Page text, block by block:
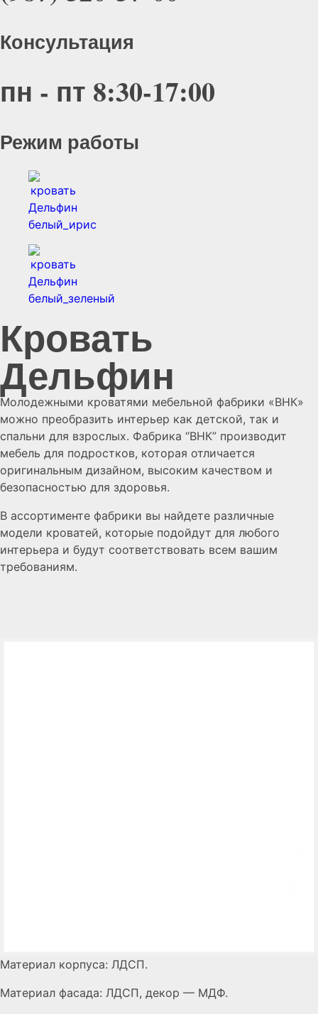
Консультация
пн - пт 8:30-17:00
Режим работы
Кровать
Дельфин
Молодежными кроватями мебельной фабрики «ВНК»
можно преобразить интерьер как детской, так и
спальни для взрослых. Фабрика “ВНК” производит
мебель для подростков, которая отличается
оригинальным дизайном, высоким качеством и
безопасностью для здоровья.
В ассортименте фабрики вы найдете различные
модели кроватей, которые подойдут для любого
интерьера и будут соответствовать всем вашим
требованиям.
Материал корпуса: ЛДСП.
Материал фасада: ЛДСП, декор — МДФ.